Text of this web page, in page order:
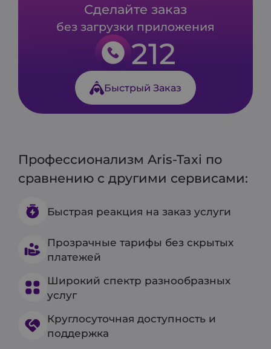
Сделайте заказ
без загрузки приложения
212
Быстрый Заказ
Профессионализм Aris-Taxi по
сравнению с другими сервисами:
Быстрая реакция на заказ услуги
Прозрачные тарифы без скрытых
платежей
Широкий спектр разнообразных
услуг
Круглосуточная доступность и
поддержка